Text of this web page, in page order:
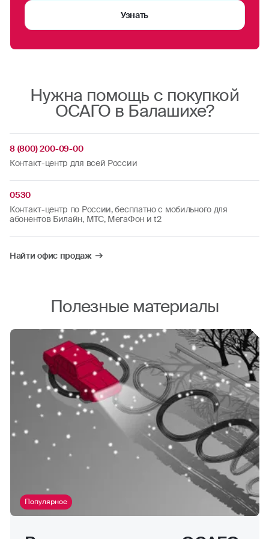
«ОСАГО» и пункт «Полис не доставлен на e-
mail» (указывать номер полиса не обязательно).
Узнать
Нужна помощь с покупкой
ОСАГО в Балашихе?
8 (800) 200-09-00
Контакт-центр для всей России
0530
Контакт-центр по России, бесплатно с мобильного для
абонентов Билайн, МТС, МегаФон и t2
Найти офис продаж
Полезные материалы
Популярное